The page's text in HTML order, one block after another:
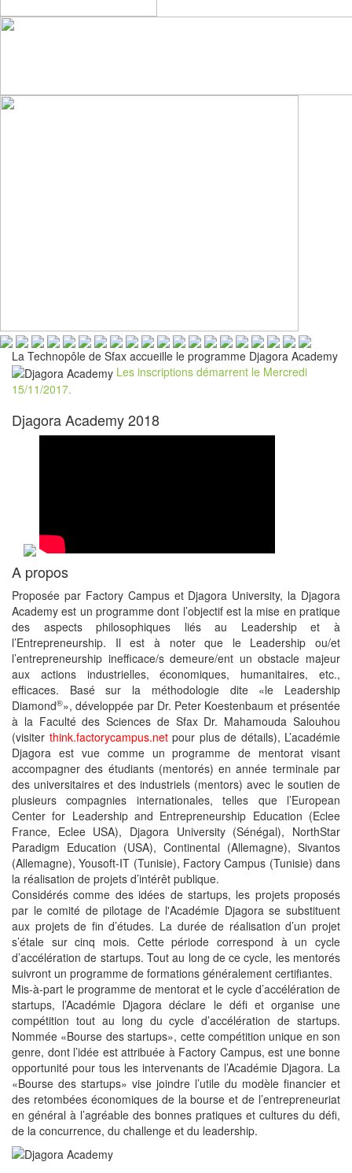
La Technopôle de Sfax accueille le programme Djagora Academy
Les inscriptions démarrent le Mercredi
15/11/2017.
Djagora Academy 2018
A propos
Proposée par Factory Campus et Djagora University, la Djagora
Academy est un programme dont l’objectif est la mise en pratique
des aspects philosophiques liés au Leadership et à
l’Entrepreneurship. Il est à noter que le Leadership ou/et
l’entrepreneurship inefficace/s demeure/ent un obstacle majeur
aux actions industrielles, économiques, humanitaires, etc.,
efficaces. Basé sur la méthodologie dite «le Leadership
Diamond®», développée par Dr. Peter Koestenbaum et présentée
à la Faculté des Sciences de Sfax Dr. Mahamouda Salouhou
(visiter think.factorycampus.netpour plus de détails), L’académie
Djagora est vue comme un programme de mentorat visant
accompagner des étudiants (mentorés) en année terminale par
des universitaires et des industriels (mentors) avec le soutien de
plusieurs compagnies internationales, telles que l’European
Center for Leadership and Entrepreneurship Education (Eclee
France, Eclee USA), Djagora University (Sénégal), NorthStar
Paradigm Education (USA), Continental (Allemagne), Sivantos
(Allemagne), Yousoft-IT (Tunisie), Factory Campus (Tunisie) dans
la réalisation de projets d’intérêt publique.
Considérés comme des idées de startups, les projets proposés
par le comité de pilotage de l'Académie Djagora se substituent
aux projets de fin d’études. La durée de réalisation d’un projet
s’étale sur cinq mois. Cette période correspond à un cycle
d’accélération de startups. Tout au long de ce cycle, les mentorés
suivront un programme de formations généralement certifiantes.
Mis-à-part le programme de mentorat et le cycle d’accélération de
startups, l’Académie Djagora déclare le défi et organise une
compétition tout au long du cycle d’accélération de startups.
Nommée «Bourse des startups», cette compétition unique en son
genre, dont l’idée est attribuée à Factory Campus, est une bonne
opportunité pour tous les intervenants de l’Académie Djagora. La
«Bourse des startups» vise joindre l’utile du modèle financier et
des retombées économiques de la bourse et de l’entrepreneuriat
en général à l’agréable des bonnes pratiques et cultures du défi,
de la concurrence, du challenge et du leadership.